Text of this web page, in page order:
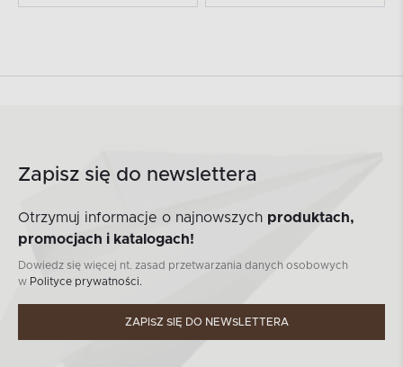
Zapisz się do newslettera
Otrzymuj informacje o najnowszych produktach,
promocjach i katalogach!
Dowiedz się więcej nt. zasad przetwarzania danych osobowych
w Polityce prywatności.
ZAPISZ SIĘ DO NEWSLETTERA